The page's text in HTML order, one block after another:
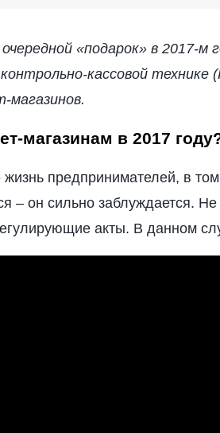
«подарок» в 2017-м
кассовой
магазинов.
магазинам в 2017
предпринимателей, в
– он сильно заблуждается.
акты. В данном